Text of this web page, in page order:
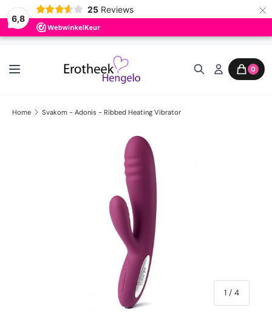
6,8
25 Reviews ×
Ga naar inhoud
0
Home Svakom - Adonis - Ribbed Heating Vibrator
Ga direct naar productinformatie
1 / van
4